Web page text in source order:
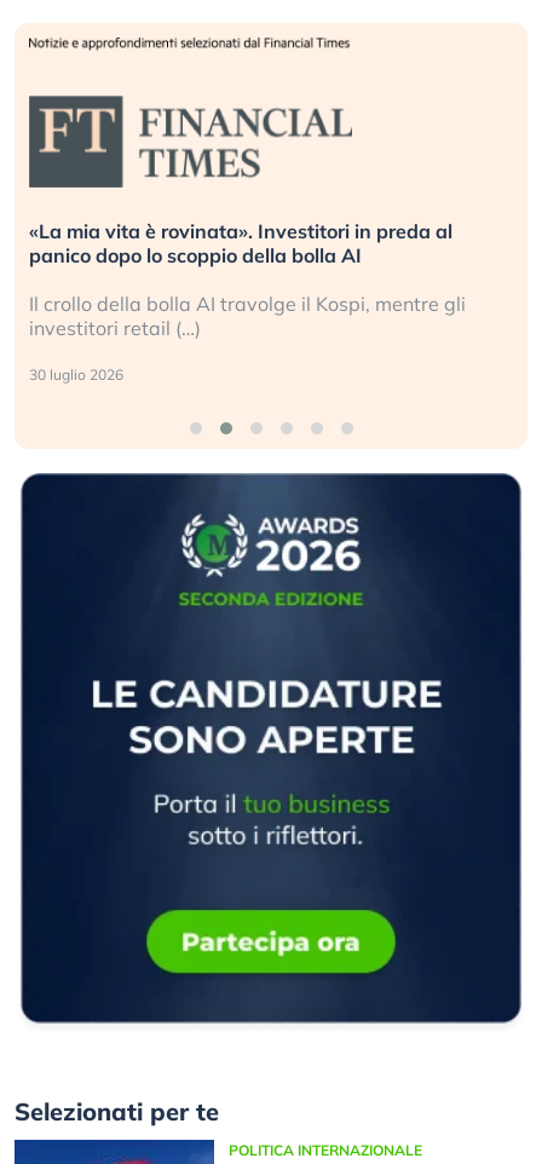
«La mia vita è rovinata». Investitori in preda al
panico dopo lo scoppio della bolla AI
Il crollo della bolla AI travolge il Kospi, mentre gli
investitori retail (…)
30 luglio 2026
Selezionati per te
POLITICA INTERNAZIONALE